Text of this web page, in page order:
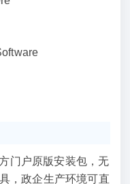
门户原版安装包，无
，政企生产环境可直